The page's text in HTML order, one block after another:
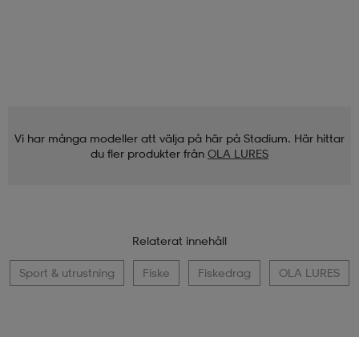
Vi har många modeller att välja på här på Stadium. Här hittar
du fler produkter från OLA LURES
Relaterat innehåll
Sport & utrustning Fiske Fiskedrag OLA LURES